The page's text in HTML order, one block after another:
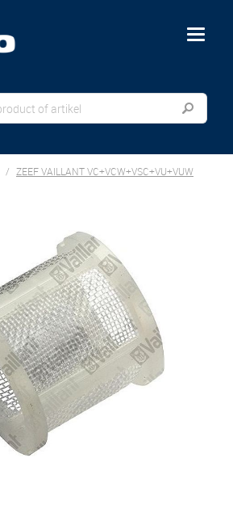
menu
ZEEF VAILLANT VC+VCW+VSC+VU+VUW